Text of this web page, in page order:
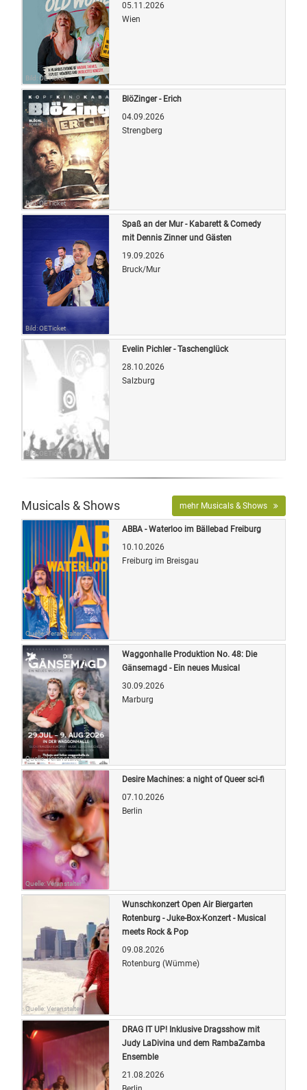
Bild: OETicket
05.11.2026
Wien
Bild: OETicket
BlöZinger - Erich
04.09.2026
Strengberg
Bild: OETicket
Spaß an der Mur - Kabarett & Comedy
mit Dennis Zinner und Gästen
19.09.2026
Bruck/Mur
Bild: OETicket
Evelin Pichler - Taschenglück
28.10.2026
Salzburg
Musicals & Shows mehr Musicals & Shows
Quelle: Veranstalter
ABBA - Waterloo im Bällebad Freiburg
10.10.2026
Freiburg im Breisgau
Quelle: Veranstalter
Waggonhalle Produktion No. 48: Die
Gänsemagd - Ein neues Musical
30.09.2026
Marburg
Quelle: Veranstalter
Desire Machines: a night of Queer sci-fi
07.10.2026
Berlin
Quelle: Veranstalter
Wunschkonzert Open Air Biergarten
Rotenburg - Juke-Box-Konzert - Musical
meets Rock & Pop
09.08.2026
Rotenburg (Wümme)
DRAG IT UP! Inklusive Dragsshow mit
Judy LaDivina und dem RambaZamba
Ensemble
21.08.2026